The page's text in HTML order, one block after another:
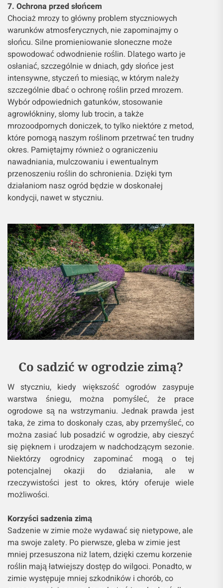
7. Ochrona przed słońcem
Chociaż mrozy to główny problem styczniowych
warunków atmosferycznych, nie zapominajmy o
słońcu. Silne promieniowanie słoneczne może
spowodować odwodnienie roślin. Dlatego warto je
osłaniać, szczególnie w dniach, gdy słońce jest
intensywne, styczeń to miesiąc, w którym należy
szczególnie dbać o ochronę roślin przed mrozem.
Wybór odpowiednich gatunków, stosowanie
agrowłókniny, słomy lub trocin, a także
mrozoodpornych doniczek, to tylko niektóre z metod,
które pomogą naszym roślinom przetrwać ten trudny
okres. Pamiętajmy również o ograniczeniu
nawadniania, mulczowaniu i ewentualnym
przenoszeniu roślin do schronienia. Dzięki tym
działaniom nasz ogród będzie w doskonałej
kondycji, nawet w styczniu.
Co sadzić w ogrodzie zimą?
W styczniu, kiedy większość ogrodów zasypuje
warstwa śniegu, można pomyśleć, że prace
ogrodowe są na wstrzymaniu. Jednak prawda jest
taka, że zima to doskonały czas, aby przemyśleć, co
można zasiać lub posadzić w ogrodzie, aby cieszyć
się pięknem i urodzajem w nadchodzącym sezonie.
Niektórzy ogrodnicy zapominać mogą o tej
potencjalnej okazji do działania, ale w
rzeczywistości jest to okres, który oferuje wiele
możliwości.
Korzyści sadzenia zimą
Sadzenie w zimie może wydawać się nietypowe, ale
ma swoje zalety. Po pierwsze, gleba w zimie jest
mniej przesuszona niż latem, dzięki czemu korzenie
roślin mają łatwiejszy dostęp do wilgoci. Ponadto, w
zimie występuje mniej szkodników i chorób, co